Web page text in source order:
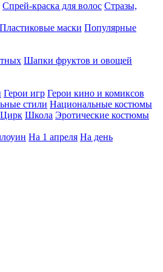
Спрей-краска для волос Стразы,
Пластиковые маски Популярные
Шапки фруктов и овощей
Герои игр Герои кино и комиксов
стили Национальные костюмы
Цирк Школа Эротические костюмы
На 1 апреля На день